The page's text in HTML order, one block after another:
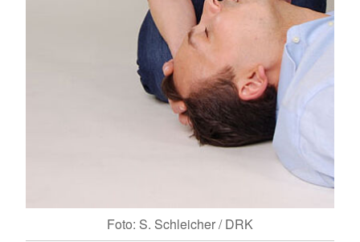
Foto: S. Schleicher / DRK